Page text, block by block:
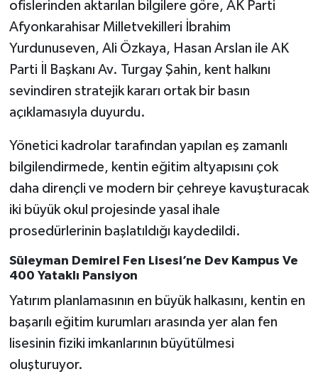
ofislerinden aktarılan bilgilere göre, AK Parti
Afyonkarahisar Milletvekilleri İbrahim
Yurdunuseven, Ali Özkaya, Hasan Arslan ile AK
Parti İl Başkanı Av. Turgay Şahin, kent halkını
sevindiren stratejik kararı ortak bir basın
açıklamasıyla duyurdu.
Yönetici kadrolar tarafından yapılan eş zamanlı
bilgilendirmede, kentin eğitim altyapısını çok
daha dirençli ve modern bir çehreye kavuşturacak
iki büyük okul projesinde yasal ihale
prosedürlerinin başlatıldığı kaydedildi.
Süleyman Demirel Fen Lisesi’ne Dev Kampus Ve
400 Yataklı Pansiyon
Yatırım planlamasının en büyük halkasını, kentin en
başarılı eğitim kurumları arasında yer alan fen
lisesinin fiziki imkanlarının büyütülmesi
oluşturuyor.